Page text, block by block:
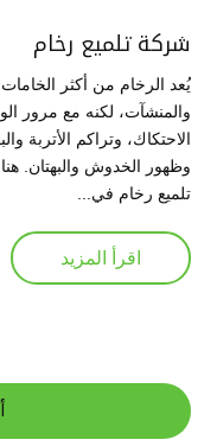
شركة تلميع رخام
يُعد الرخام من أكثر
والمنشآت، لكنه مع مرور
الاحتكاك، وتراكم الأتربة
وظهور الخدوش والبهتان.
تلميع رخام في...
اقرأ المزيد